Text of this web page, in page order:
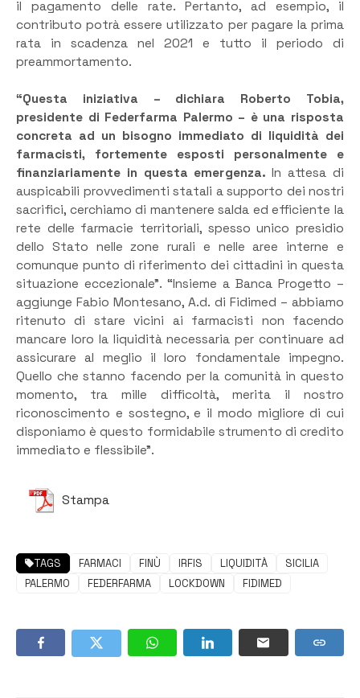
il pagamento delle rate. Pertanto, ad esempio, il
contributo potrà essere utilizzato per pagare la prima
rata in scadenza nel 2021 e tutto il periodo di
preammortamento.
“Questa iniziativa – dichiara Roberto Tobia,
presidente di Federfarma Palermo – è una risposta
concreta ad un bisogno immediato di liquidità dei
farmacisti, fortemente esposti personalmente e
finanziariamente in questa emergenza. In attesa di
auspicabili provvedimenti statali a supporto dei nostri
sacrifici, cerchiamo di mantenere salda ed efficiente la
rete delle farmacie territoriali, spesso unico presidio
dello Stato nelle zone rurali e nelle aree interne e
comunque punto di riferimento dei cittadini in questa
situazione eccezionale”. “Insieme a Banca Progetto –
aggiunge Fabio Montesano, A.d. di Fidimed – abbiamo
ritenuto di stare vicini ai farmacisti non facendo
mancare loro la liquidità necessaria per continuare ad
assicurare al meglio il loro fondamentale impegno.
Quello che stanno facendo per la comunità in questo
momento, tra mille difficoltà, merita il nostro
riconoscimento e sostegno, e il modo migliore di cui
disponiamo è questo formidabile strumento di credito
immediato e flessibile”.
Stampa
TAGS FARMACI FINÙ IRFIS LIQUIDITÀ
SICILIA
PALERMO
FEDERFARMA LOCKDOWN FIDIMED